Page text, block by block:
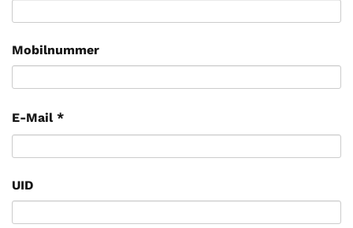
Mobilnummer
E-Mail *
UID